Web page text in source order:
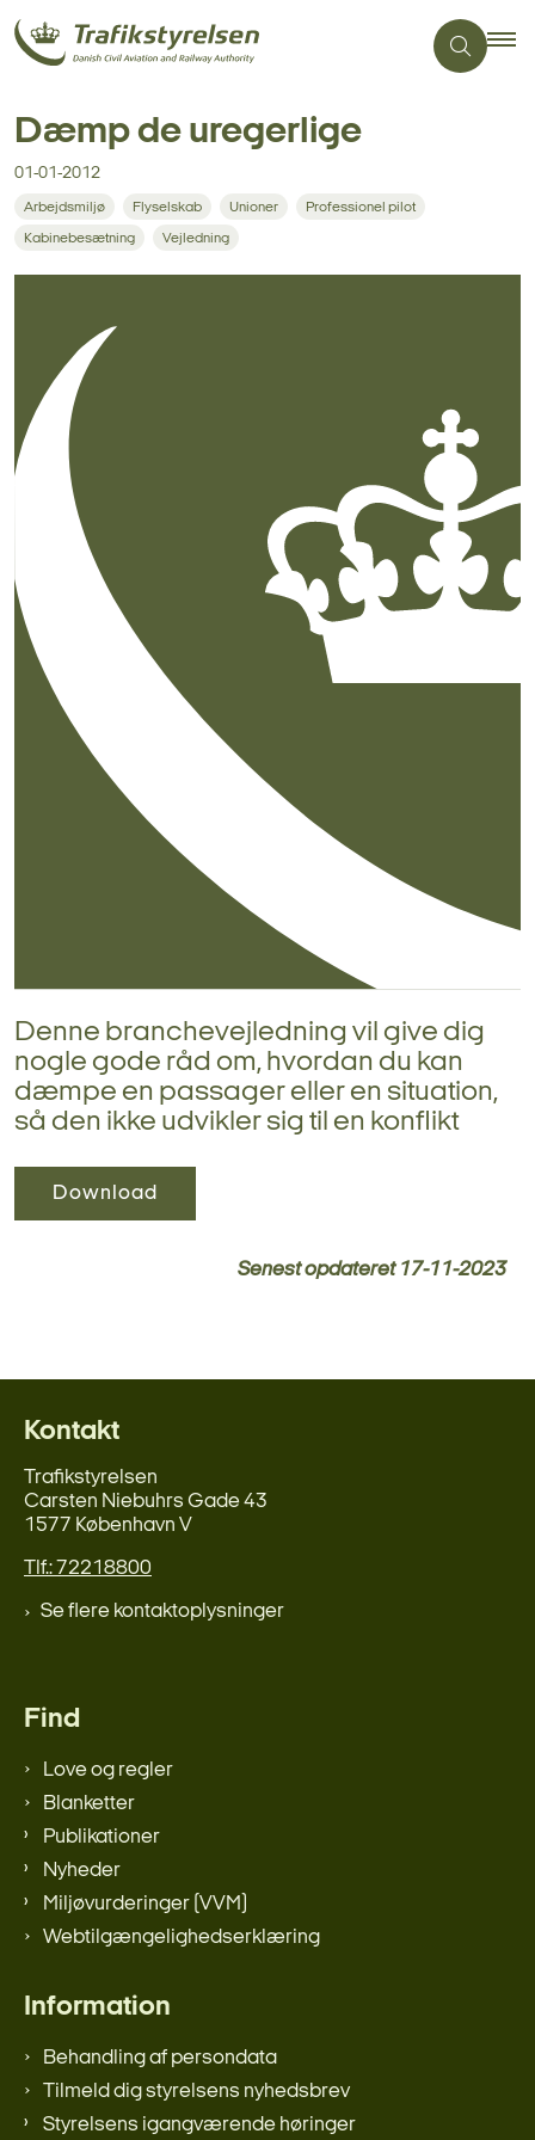
Dæmp de uregerlige
01-01-2012
Arbejdsmiljø Flyselskab Unioner Professionel pilot
Kabinebesætning Vejledning
Denne branchevejledning vil give dig
nogle gode råd om, hvordan du kan
dæmpe en passager eller en situation,
så den ikke udvikler sig til en konflikt
Download
Senest opdateret 17-11-2023
Kontakt
Trafikstyrelsen
Carsten Niebuhrs Gade 43
1577 København V
Tlf.: 72218800
Se flere kontaktoplysninger
Find
Love og regler
Blanketter
Publikationer
Nyheder
Miljøvurderinger (VVM)
Webtilgængelighedserklæring
Information
Behandling af persondata
Tilmeld dig styrelsens nyhedsbrev
Styrelsens igangværende høringer